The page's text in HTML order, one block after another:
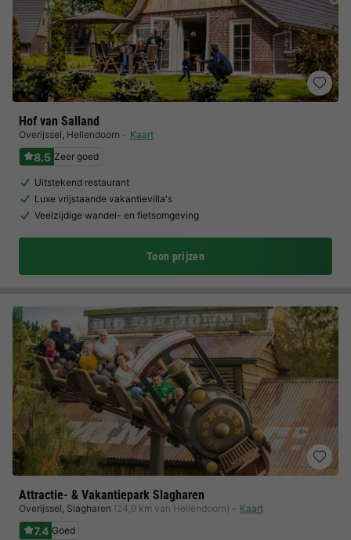
Hof van Salland
Overijssel, Hellendoorn Kaart
8.5 Zeer goed
Uitstekend restaurant
Luxe vrijstaande vakantievilla's
Veelzijdige wandel- en fietsomgeving
Toon prijzen
Attractie- & Vakantiepark Slagharen
Overijssel, Slagharen (24,9 km van Hellendoorn) Kaart
7.4 Goed